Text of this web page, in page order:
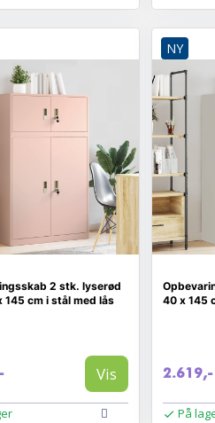
2 stk. lyserød
145 cm i stål med lås
Vis
NY
40 x 145
2.619,-
På